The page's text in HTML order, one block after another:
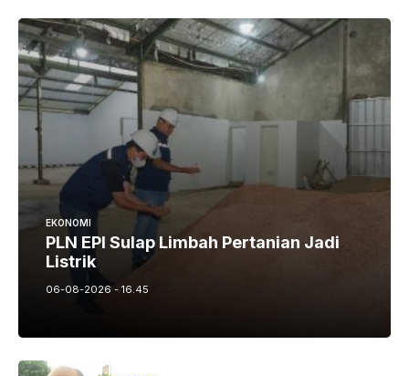
EKONOMI
PLN EPI Sulap Limbah Pertanian Jadi
Listrik
06-08-2026 - 16.45